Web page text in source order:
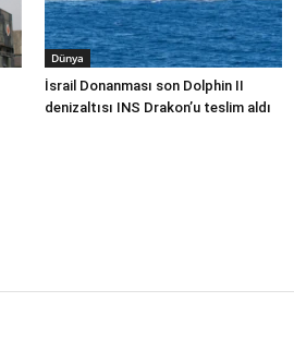
Dünya
İsrail Donanması son Dolphin II
denizaltısı INS Drakon’u teslim aldı